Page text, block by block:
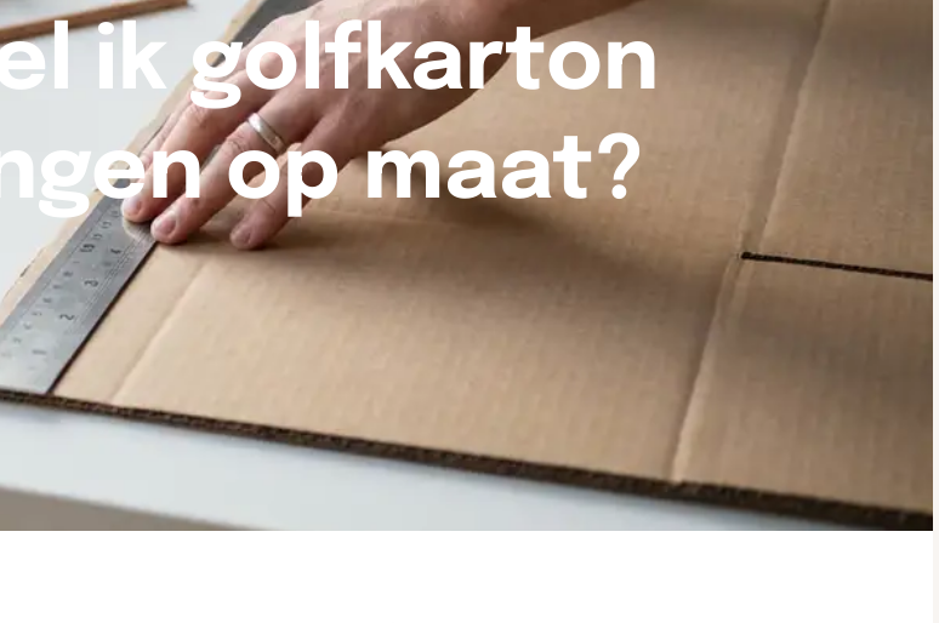
ik golfkarton
op maat?